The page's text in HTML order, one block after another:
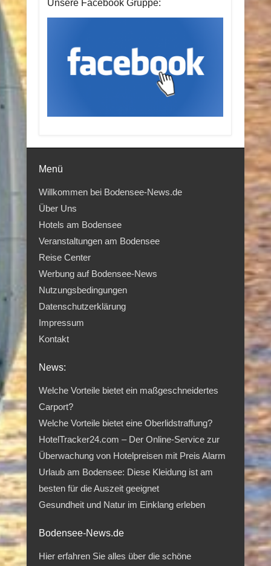
Unsere Facebook Gruppe:
Menü
Willkommen bei Bodensee-News.de
Über Uns
Hotels am Bodensee
Veranstaltungen am Bodensee
Reise Center
Werbung auf Bodensee-News
Nutzungsbedingungen
Datenschutzerklärung
Impressum
Kontakt
News:
Welche Vorteile bietet ein maßgeschneidertes
Carport?
Welche Vorteile bietet eine Oberlidstraffung?
HotelTracker24.com – Der Online-Service zur
Überwachung von Hotelpreisen mit Preis Alarm
Urlaub am Bodensee: Diese Kleidung ist am
besten für die Auszeit geeignet
Gesundheit und Natur im Einklang erleben
Bodensee-News.de
Hier erfahren Sie alles über die schöne